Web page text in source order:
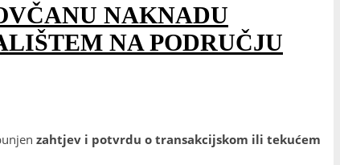
NAKNADU
NA PODRUČJU
zahtjev i potvrdu o transakcijskom ili tekućem